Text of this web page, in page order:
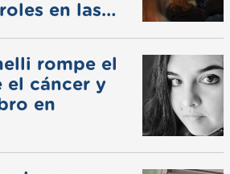
en las
rompe el
el cáncer y
en